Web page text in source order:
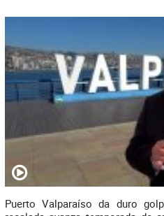
Puerto Valparaíso da duro